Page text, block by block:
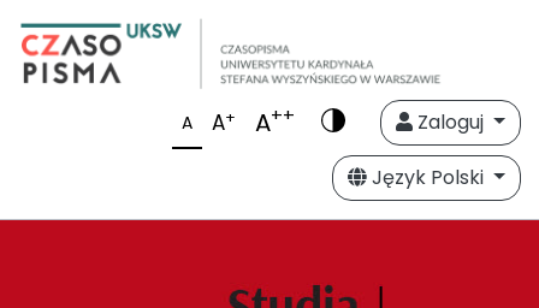
A A+ A++
Zaloguj
Język Polski